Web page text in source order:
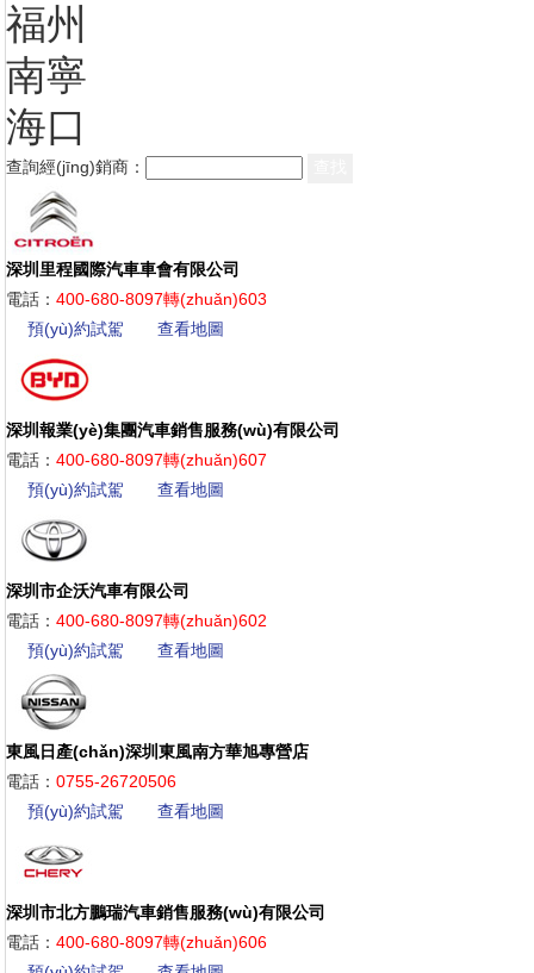
福州
南寧
海口
查詢經(jīng)銷商：
深圳里程國際汽車車會有限公司
電話： 400-680-8097轉(zhuǎn)603
預(yù)約試駕
查看地圖
深圳報業(yè)集團汽車銷售服務(wù)有限公司
電話： 400-680-8097轉(zhuǎn)607
預(yù)約試駕
查看地圖
深圳市企沃汽車有限公司
電話： 400-680-8097轉(zhuǎn)602
預(yù)約試駕
查看地圖
東風日產(chǎn)深圳東風南方華旭專營店
電話： 0755-26720506
預(yù)約試駕
查看地圖
深圳市北方鵬瑞汽車銷售服務(wù)有限公司
電話： 400-680-8097轉(zhuǎn)606